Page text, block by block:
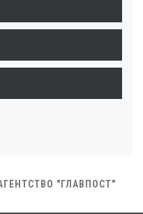
"ГЛАВПОСТ"